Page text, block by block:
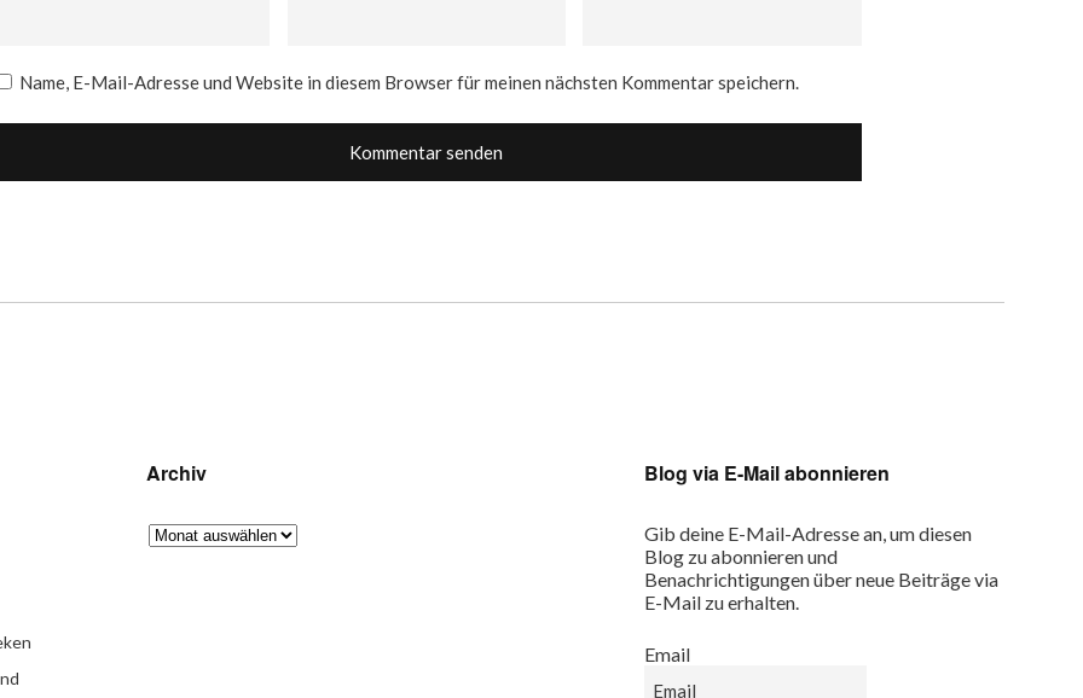
Name, E-Mail-Adresse und Website in diesem Browser für meinen nächsten Kommentar speichern.
Archiv Blog via E-Mail abonnieren
Gib deine E-Mail-Adresse an, um diesen
Blog zu abonnieren und
Benachrichtigungen über neue Beiträge via
E-Mail zu erhalten.
Email